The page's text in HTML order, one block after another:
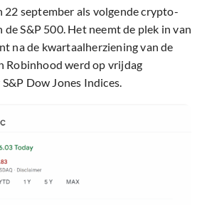
22 september als volgende crypto-
S&P 500. Het neemt de plek in van
na de kwartaalherziening van de
Robinhood werd op vrijdag
Dow Jones Indices.